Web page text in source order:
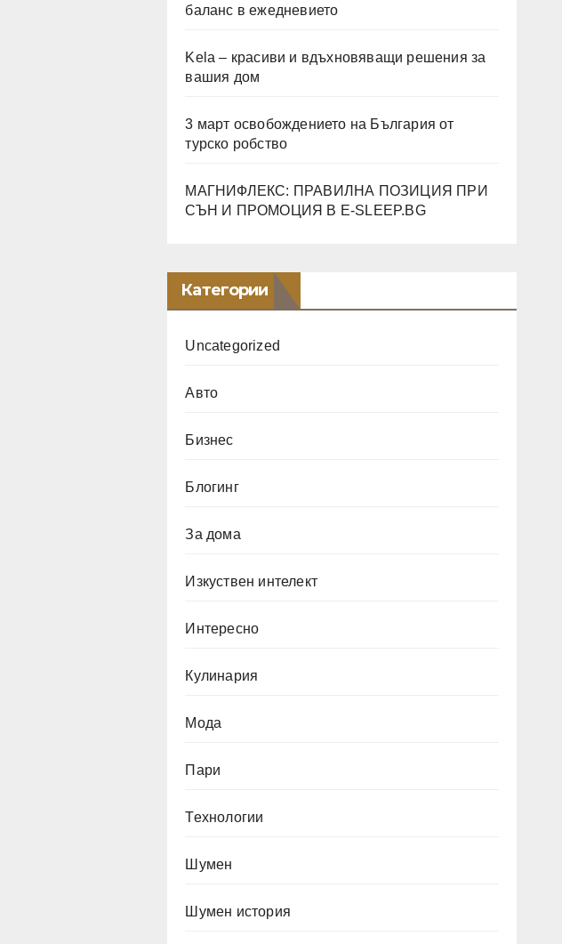
баланс в ежедневието
Kela – красиви и вдъхновяващи решения за
вашия дом
3 март освобождението на България от
турско робство
МАГНИФЛЕКС: ПРАВИЛНА ПОЗИЦИЯ ПРИ
СЪН И ПРОМОЦИЯ В Е-SLEEP.BG
Категории
Uncategorized
Авто
Бизнес
Блогинг
За дома
Изкуствен интелект
Интересно
Кулинария
Мода
Пари
Технологии
Шумен
Шумен история